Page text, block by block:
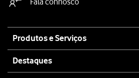
map
Produtos e Serviços
Destaques